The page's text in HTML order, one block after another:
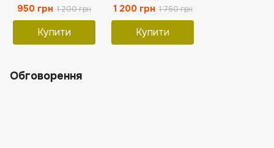
950 грн 1 200 грн
Купити
1 200 грн 1 750 грн
Купити
Обговорення